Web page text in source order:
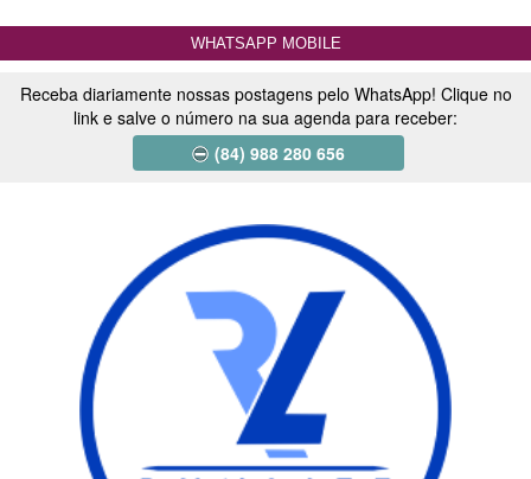
WHATSAPP MOBILE
Receba diariamente nossas postagens pelo WhatsApp! Clique no
link e salve o número na sua agenda para receber:
(84) 988 280 656